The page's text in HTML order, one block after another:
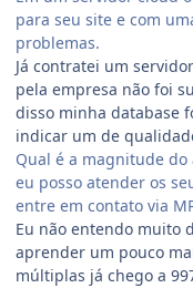
para seu site e com
problemas.
Já contratei um
pela empresa não foi
disso minha database
indicar um de
Qual é a magnitude do
eu posso atender os
entre em contato via
Eu não entendo muito
aprender um pouco
múltiplas já chego a